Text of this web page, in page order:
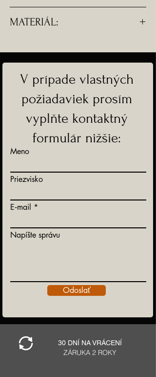
- Rozmery srdiečka: 0,95 mm
- Retiazka je dostupná na
MATERIÁL:
- zlato - Au 585
- Doprava ZADARMO
V prípade vlastných
požiadaviek prosím
vyplňte kontaktný
formulár nižšie:
Meno
Priezvisko
E‑mail
Napíšte správu
Odoslať
30 DNÍ NA VRÁCENÍ
ZÁRUKA 2 ROKY